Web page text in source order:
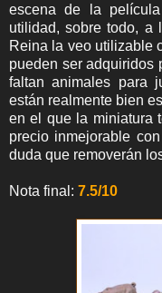
escena de la
utilidad, sobre todo, a
Reina la veo utilizable
pueden ser adquiridos
faltan animales para
están realmente bien
en el que la miniatura
precio inmejorable
duda que removerán
Nota final: 7.5/10